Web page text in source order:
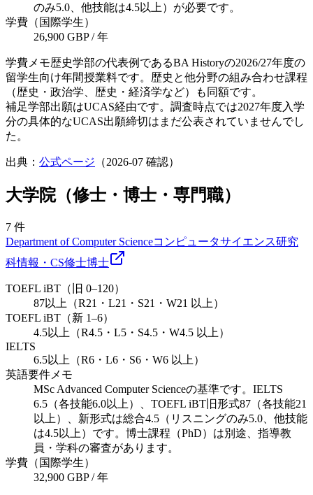
のみ5.0、他技能は4.5以上）が必要です。
学費（国際学生）
26,900 GBP / 年
学費メモ歴史学部の代表例であるBA Historyの2026/27年度の
留学生向け年間授業料です。歴史と他分野の組み合わせ課程
（歴史・政治学、歴史・経済学など）も同額です。
補足学部出願はUCAS経由です。調査時点では2027年度入学
分の具体的なUCAS出願締切はまだ公表されていませんでし
た。
出典： 公式ページ （2026-07 確認）
大学院（修士・博士・専門職）
7 件
Department of Computer Scienceコンピュータサイエンス研究
科情報・CS修士博士
TOEFL iBT（旧 0–120）
87以上（R21・L21・S21・W21 以上）
TOEFL iBT（新 1–6）
4.5以上（R4.5・L5・S4.5・W4.5 以上）
IELTS
6.5以上（R6・L6・S6・W6 以上）
英語要件メモ
MSc Advanced Computer Scienceの基準です。IELTS
6.5（各技能6.0以上）、TOEFL iBT旧形式87（各技能21
以上）、新形式は総合4.5（リスニングのみ5.0、他技能
は4.5以上）です。博士課程（PhD）は別途、指導教
員・学科の審査があります。
学費（国際学生）
32,900 GBP / 年